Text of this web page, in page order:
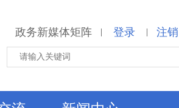
政务新媒体矩阵 | 登录 | 注销